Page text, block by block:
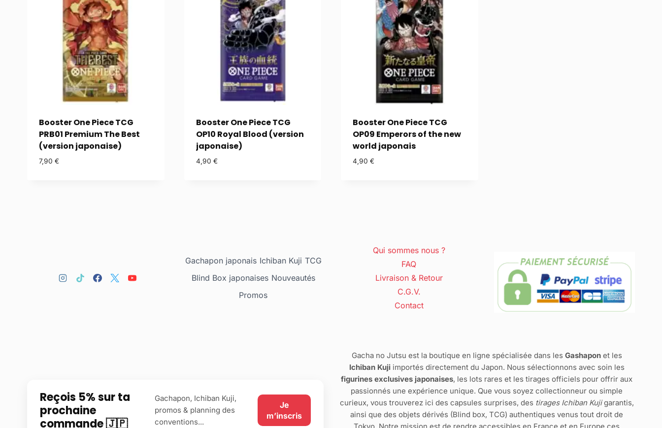
Booster One Piece TCG
PRB01 Premium The Best
(version japonaise)
7,90 €
Booster One Piece TCG
OP10 Royal Blood (version
japonaise)
4,90 €
Booster One Piece TCG
OP09 Emperors of the new
world japonais
4,90 €
Gachapon japonais Ichiban Kuji TCG
Blind Box japonaises Nouveautés
Promos
Qui sommes nous ?
FAQ
Livraison & Retour
C.G.V.
Contact
Reçois 5% sur ta
prochaine
commande 🇯🇵
Gachapon, Ichiban Kuji,
promos & planning des
conventions...
Je
m’inscris
Gacha no Jutsu est la boutique en ligne spécialisée dans les Gashaponet les
Ichiban Kujiimportés directement du Japon. Nous sélectionnons avec soin les
figurines exclusives japonaises, les lots rares et les tirages officiels pour offrir aux
passionnés une expérience unique. Que vous soyez collectionneur ou simple
curieux, vous trouverez ici des capsules surprises, des tirages Ichiban Kujigarantis,
ainsi que des objets dérivés (Blind box, TCG) authentiques venus tout droit de